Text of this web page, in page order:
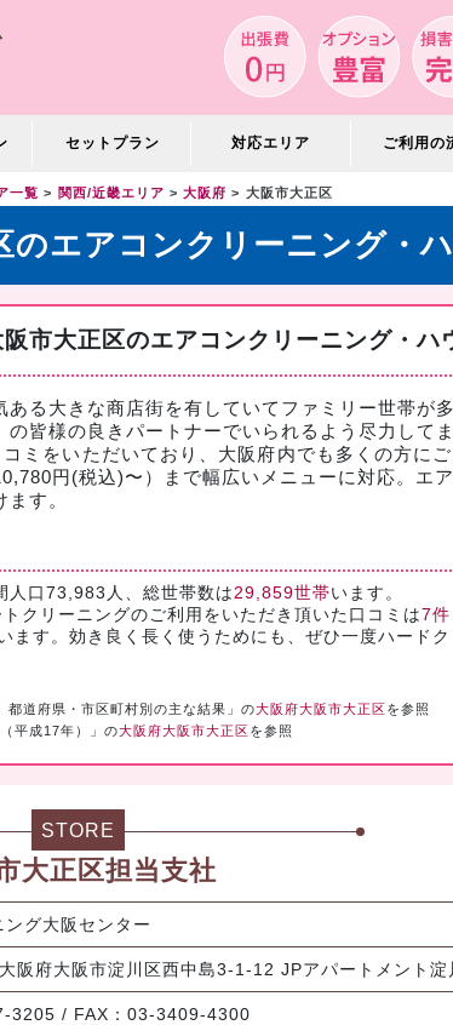
セットプラン 対応エリア ご利用の
一覧 関西/近畿エリア 大阪府 大阪市大正区
のエアコンクリーニング・
市大正区のエアコンクリーニング・ハ
る大きな商店街を有していてファミリー世帯が
皆様の良きパートナーでいられるよう尽力して
ミをいただいており、大阪府内でも多くの方に
円(税込)〜）まで幅広いメニューに対応。 エ
す。
人口73,983人、総世帯数は29,859世帯います。
クリーニングのご利用をいただき頂いた口コミは7件
す。効き良く長く使うためにも、ぜひ一度ハードク
道府県・市区町村別の主な結果」の大阪府大阪市大正区を参照
平成17年）」の大阪府大阪市大正区を参照
STORE
大正区担当支社
グ大阪センター
府大阪市淀川区西中島3-1-12 JPアパートメント淀
3205 / FAX：03-3409-4300